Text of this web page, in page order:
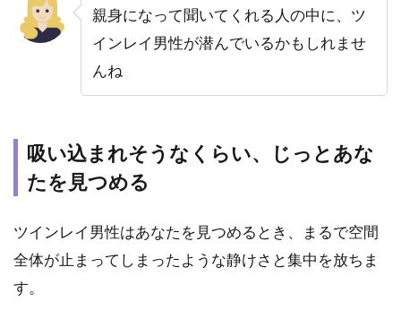
イ男
性が
気づ
ない
本当
の理
5.1
今は
魂を
親身になって聞いてくれる人の中に、ツ
インレイ男性が潜んでいるかもしれませ
んね
吸い込まれそうなくらい、じっとあな
たを見つめる
ツインレイ男性はあなたを見つめるとき、まるで空間
全体が止まってしまったような静けさと集中を放ちま
す。